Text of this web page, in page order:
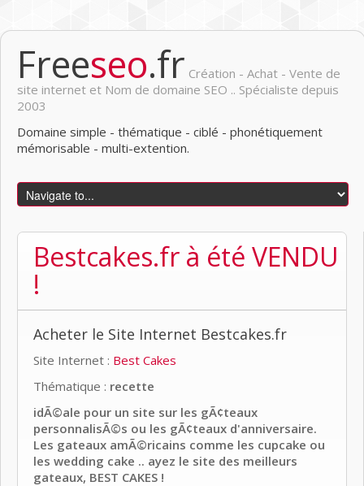
Freeseo.fr Création - Achat - Vente de
site internet et Nom de domaine SEO .. Spécialiste depuis
2003
Domaine simple - thématique - ciblé - phonétiquement
mémorisable - multi-extention.
Bestcakes.fr à été VENDU
!
Acheter le Site Internet Bestcakes.fr
Site Internet : Best Cakes
Thématique : recette
idÃ©ale pour un site sur les gÃ¢teaux
personnalisÃ©s ou les gÃ¢teaux d'anniversaire.
Les gateaux amÃ©ricains comme les cupcake ou
les wedding cake .. ayez le site des meilleurs
gateaux, BEST CAKES !